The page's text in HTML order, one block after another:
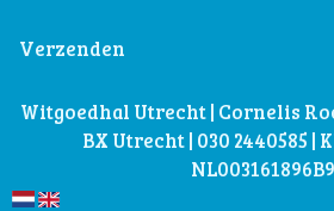
Verzenden
Witgoedhal Utrecht | Cornelis
BX Utrecht | 030 2440585 |